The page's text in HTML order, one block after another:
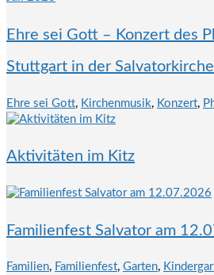
Ehre sei Gott – Konzert des
Stuttgart in der
Ehre sei Gott, Kirchenmusik, Konzert,
Aktivitäten im Kitz
Familienfest Salvator am
Familien, Familienfest, Garten,